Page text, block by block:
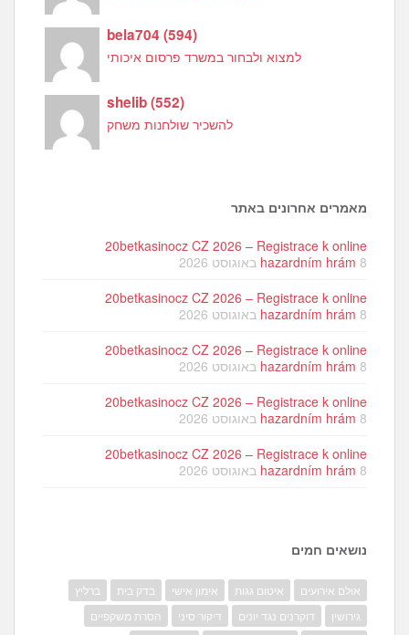
bela704(594)
למצוא ולבחור במשרד פרסום איכותי
shelib(552)
להשכיר שולחנות משחק
מאמרים אחרונים באתר
20betkasinocz CZ 2026 – Registrace k online
hazardním hrám 8 באוגוסט 2026
20betkasinocz CZ 2026 – Registrace k online
hazardním hrám 8 באוגוסט 2026
20betkasinocz CZ 2026 – Registrace k online
hazardním hrám 8 באוגוסט 2026
20betkasinocz CZ 2026 – Registrace k online
hazardním hrám 8 באוגוסט 2026
20betkasinocz CZ 2026 – Registrace k online
hazardním hrám 8 באוגוסט 2026
נושאים חמים
אולם אירועים איטום גגות אימון אישי בדק בית
ברליץ
גירושין
דוקרנים נגד יונים דיקור סיני
הסרת משקפיים